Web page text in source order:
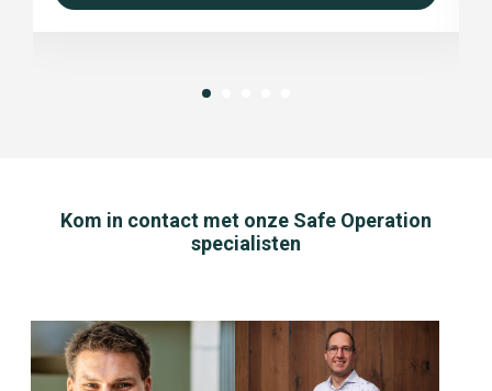
Kom in contact met onze Safe Operation
specialisten